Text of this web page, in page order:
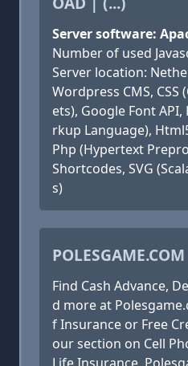
Server software:
Number of used
Server location:
Wordpress CMS, CSS
ets), Google Font
rkup Language),
Php (Hypertext
Shortcodes, SVG
s)
POLESGAME.COM
Find Cash Advance,
d more at
f Insurance or Free
our section on Cell